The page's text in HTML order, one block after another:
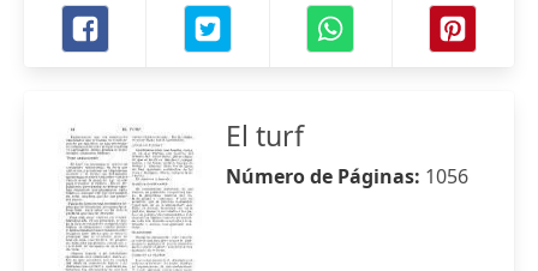
El turf
Número de Páginas: 1056